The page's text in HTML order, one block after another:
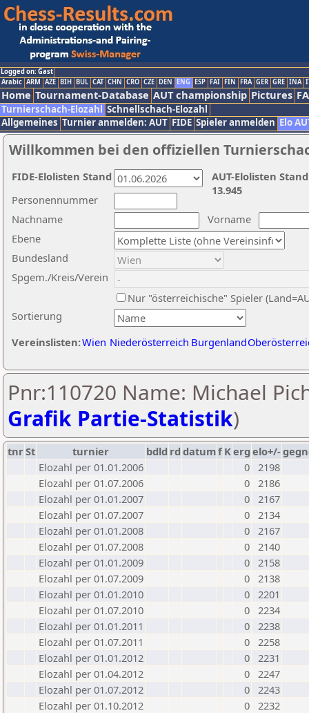
Logged on: Gast
Arabic ARM AZE BIH BUL CAT CHN CRO CZE DEN ENG ESP FAI FIN FRA GER GRE INA
Home Tournament-Database AUT championship Pictures
Turnierschach-Elozahl Schnellschach-Elozahl
Allgemeines Turnier anmelden: AUT FIDE Spieler anmelden Elo
Willkommen bei den offiziellen
Nachname
Vorname
Ebene
Sortierung
Personennummer
Bundesland
Spgem./Kreis/Verein
Nur "österreichische" Spieler
Vereinslisten:Wien Niederösterreich Burgenland
AUT-Elolisten
13.945
FIDE-Elolisten Stand
Pnr:110720 Name: Michael
Grafik Partie-Statistik)
tnrSt turnier bdld rd datumf Kerg elo+/-
Elozahl per 01.01.2006
0 2198
Elozahl per 01.07.2006
0 2186
Elozahl per 01.01.2007
0 2167
Elozahl per 01.07.2007
0 2134
Elozahl per 01.01.2008
0 2167
Elozahl per 01.07.2008
0 2140
Elozahl per 01.01.2009
0 2158
Elozahl per 01.07.2009
0 2138
Elozahl per 01.01.2010
0 2201
Elozahl per 01.07.2010
0 2234
Elozahl per 01.01.2011
0 2238
Elozahl per 01.07.2011
0 2258
Elozahl per 01.01.2012
0 2231
Elozahl per 01.04.2012
0 2247
Elozahl per 01.07.2012
0 2243
Elozahl per 01.10.2012
0 2232